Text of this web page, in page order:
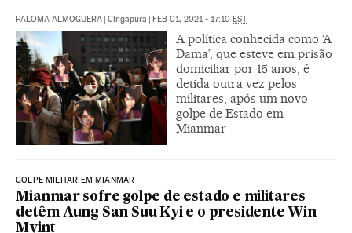
PALOMA ALMOGUERA | Cingapura | FEB 01, 2021 - 17:10 EST
A política conhecida como ‘A
Dama’, que esteve em prisão
domiciliar por 15 anos, é
detida outra vez pelos
militares, após um novo
golpe de Estado em
Mianmar
GOLPE MILITAR EM MIANMAR
Mianmar sofre golpe de estado e militares
detêm Aung San Suu Kyi e o presidente Win
Myint